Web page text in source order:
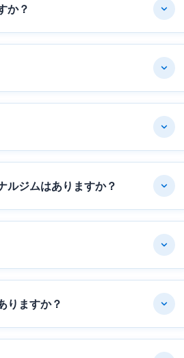
か？
ルジムはありますか？
りますか？